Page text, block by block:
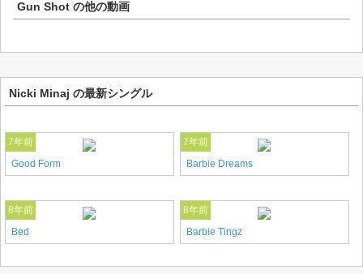
Gun Shot の他の動画
Nicki Minaj の最新シングル
7年前
Good Form
7年前
Barbie Dreams
8年前
Bed
8年前
Barbie Tingz